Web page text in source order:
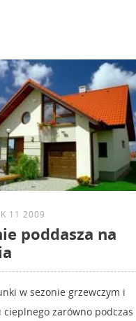
11 2009
poddasza na
w sezonie grzewczym i
zarówno podczas